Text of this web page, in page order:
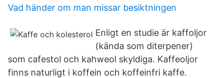
Vad händer om man missar besiktningen
Enligt en studie är kaffoljor
(kända som diterpener)
som cafestol och kahweol skyldiga. Kaffeoljor
finns naturligt i koffein och koffeinfri kaffe.